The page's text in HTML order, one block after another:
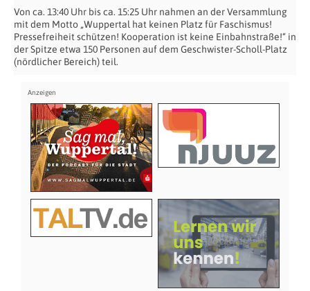
Von ca. 13:40 Uhr bis ca. 15:25 Uhr nahmen an der Versammlung
mit dem Motto „Wuppertal hat keinen Platz für Faschismus!
Pressefreiheit schützen! Kooperation ist keine Einbahnstraße!“ in
der Spitze etwa 150 Personen auf dem Geschwister-Scholl-Platz
(nördlicher Bereich) teil.